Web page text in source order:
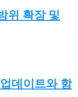
위 확장 및
데이트와 함